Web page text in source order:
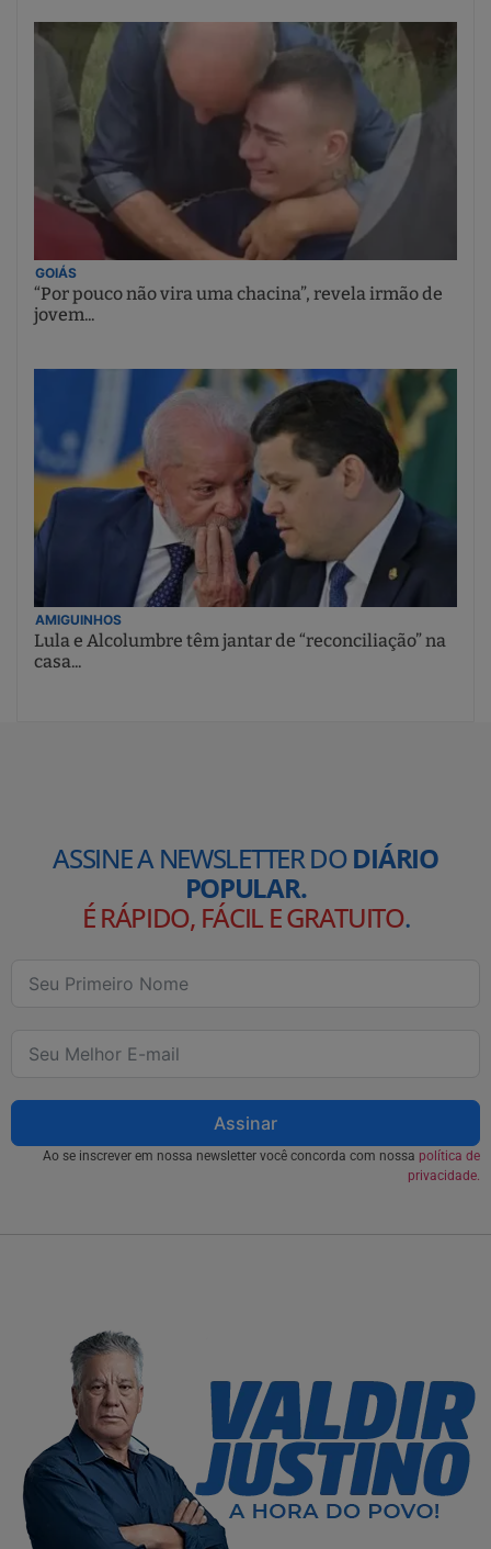
GOIÁS
“Por pouco não vira uma chacina”, revela irmão de
jovem...
AMIGUINHOS
Lula e Alcolumbre têm jantar de “reconciliação” na
casa...
ASSINE A NEWSLETTER DODIÁRIO
POPULAR.
É RÁPIDO, FÁCIL E GRATUITO.
Assinar
Ao se inscrever em nossa newsletter você concorda com nossa política de
privacidade.